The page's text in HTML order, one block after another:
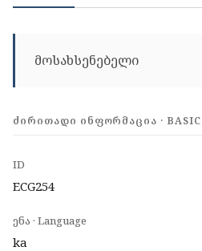
მოსახსენებელი
ᲫᲘᲠᲘᲗᲐᲓᲘ ᲘᲜᲤᲝᲠᲛᲐᲪᲘᲐ · BASIC
ID
ECG254
ენა · Language
ka